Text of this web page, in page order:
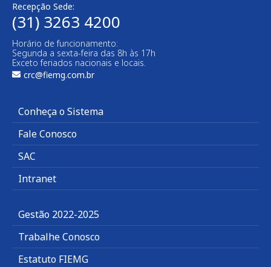
Recepção Sede:
(31) 3263 4200
Horário de funcionamento:
Segunda a sexta-feira das 8h às 17h
Exceto feriados nacionais e locais.
crc@fiemg.com.br
Conheça o Sistema
Fale Conosco
SAC
Intranet
Gestão 2022-2025
Trabalhe Conosco
Estatuto FIEMG